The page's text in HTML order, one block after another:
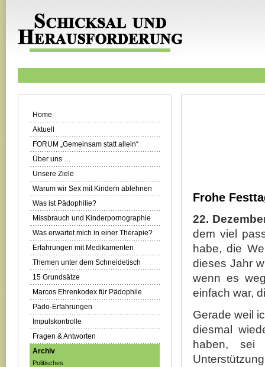
Home
Aktuell
FORUM „Gemeinsam statt allein“
Über uns …
Unsere Ziele
Warum wir Sex mit Kindern ablehnen
Was ist Pädophilie?
Missbrauch und Kinderpornographie
Was erwartet mich in einer Therapie?
Erfahrungen mit Medikamenten
Themen unter dem Schneidetisch
15 Grundsätze
Marcos Ehrenkodex für Pädophile
Pädo-Erfahrungen
Impulskontrolle
Fragen & Antworten
Archiv
Politisches
Frohe
22.
dem viel
habe, die
dieses Jahr
wenn es
einfach war,
Gerade weil
diesmal
haben, sei